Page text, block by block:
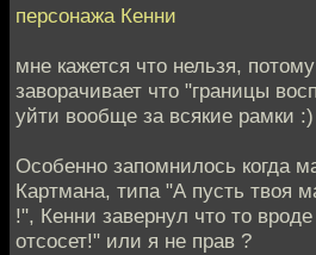
персонажа Кенни
мне кажется что нельзя,
заворачивает что "границы
уйти вообще за всякие рамки :)
Особенно запомнилось когда
Картмана, типа "А пусть твоя
!", Кенни завернул что то
отсосет!" или я не прав ?